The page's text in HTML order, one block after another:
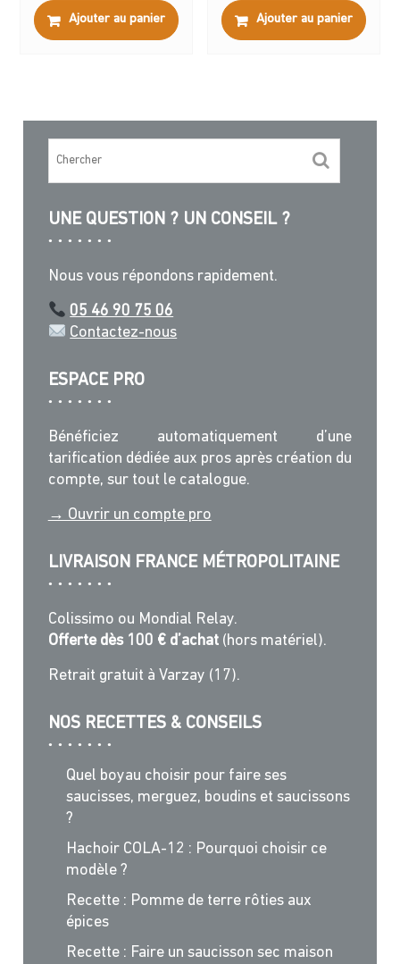
Ajouter au panier Ajouter au panier
UNE QUESTION ? UN CONSEIL ?
Nous vous répondons rapidement.
05 46 90 75 06
Contactez-nous
ESPACE PRO
Bénéficiez automatiquement d’une
tarification dédiée aux pros après création du
compte, sur tout le catalogue.
→ Ouvrir un compte pro
LIVRAISON FRANCE MÉTROPOLITAINE
Colissimo ou Mondial Relay.
Offerte dès 100 € d’achat (hors matériel).
Retrait gratuit à Varzay (17).
NOS RECETTES & CONSEILS
Quel boyau choisir pour faire ses
saucisses, merguez, boudins et saucissons
?
Hachoir COLA-12 : Pourquoi choisir ce
modèle ?
Recette : Pomme de terre rôties aux
épices
Recette : Faire un saucisson sec maison